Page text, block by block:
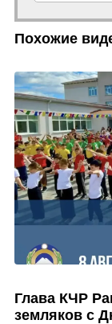
Похожие
Глава КЧР
земляков с